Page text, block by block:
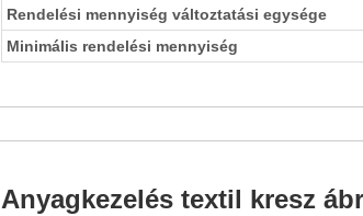
Rendelési mennyiség változtatási egysége
Minimális rendelési mennyiség
Anyagkezelés textil kresz